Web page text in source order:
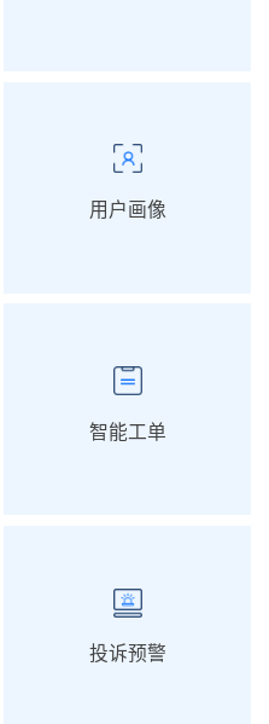
用户画像
智能工单
投诉预警